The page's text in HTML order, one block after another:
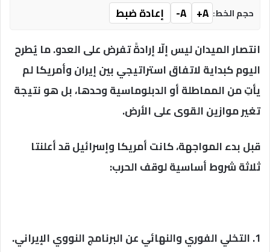
حجم الخط: A+
A-
إعادة ضبط
انتصار الميدان ليس إلّا إرادةً تفرض على العدو. ما يُطرح
اليوم كبداية لاتفاق استراتيجي بين إيران وأمريكا لم
يأتِ من المماطلة أو الدبلوماسية وحدها، بل هو نتيجة
تغير موازين القوى على الأرض.
قبل بدء المواجهة، كانت أمريكا وإسرائيل قد أعلنتا
ثلاثة شروط أساسية لوقف الحرب:
1. التخلي الفوري والنهائي عن البرنامج النووي الإيراني.